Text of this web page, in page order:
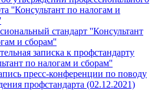
''Консультант по налогам и
стандарт ''Консультант
и сборам''
записка к профстандарту
по налогам и сборам''
пресс-конференции по поводу
профстандарта (02.12.2021)